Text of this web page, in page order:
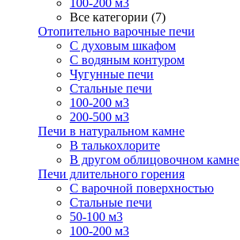
100-200 м3
Все категории (7)
Отопительно варочные печи
С духовым шкафом
С водяным контуром
Чугунные печи
Стальные печи
100-200 м3
200-500 м3
Печи в натуральном камне
В талькохлорите
В другом облицовочном камне
Печи длительного горения
С варочной поверхностью
Стальные печи
50-100 м3
100-200 м3